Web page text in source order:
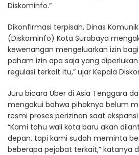
Diskominfo.”
Dikonfirmasi terpisah, Dinas
(Diskominfo) Kota Surabaya
kewenangan mengeluarkan izin bagi
paham izin apa saja yang
regulasi terkait itu,” ujar Kepala
Juru bicara Uber di Asia Tenggara
mengakui bahwa pihaknya belum
resmi proses perizinan saat
“Kami tahu wali kota baru akan
depan, tapi kami sudah meminta
beberapa pejabat terkait,” katanya